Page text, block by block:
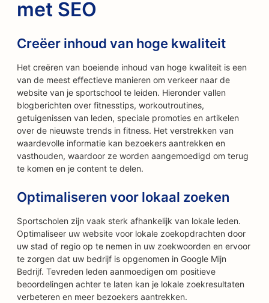
met SEO
Creëer inhoud van hoge kwaliteit
Het creëren van boeiende inhoud van hoge kwaliteit is een
van de meest effectieve manieren om verkeer naar de
website van je sportschool te leiden. Hieronder vallen
blogberichten over fitnesstips, workoutroutines,
getuigenissen van leden, speciale promoties en artikelen
over de nieuwste trends in fitness. Het verstrekken van
waardevolle informatie kan bezoekers aantrekken en
vasthouden, waardoor ze worden aangemoedigd om terug
te komen en je content te delen.
Optimaliseren voor lokaal zoeken
Sportscholen zijn vaak sterk afhankelijk van lokale leden.
Optimaliseer uw website voor lokale zoekopdrachten door
uw stad of regio op te nemen in uw zoekwoorden en ervoor
te zorgen dat uw bedrijf is opgenomen in Google Mijn
Bedrijf. Tevreden leden aanmoedigen om positieve
beoordelingen achter te laten kan je lokale zoekresultaten
verbeteren en meer bezoekers aantrekken.